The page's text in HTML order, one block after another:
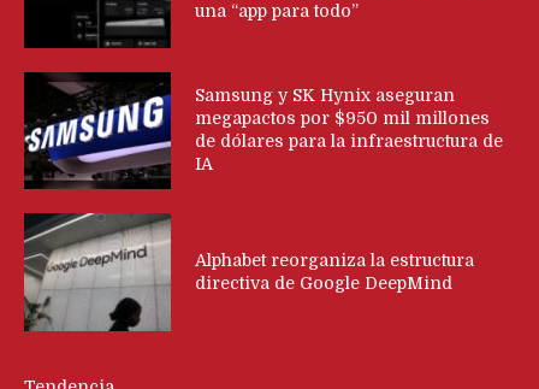
una “app para todo”
Samsung y SK Hynix aseguran
megapactos por $950 mil millones
de dólares para la infraestructura de
IA
Alphabet reorganiza la estructura
directiva de Google DeepMind